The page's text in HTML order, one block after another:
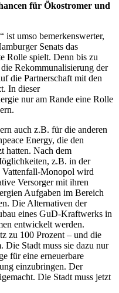
für Ökostromer und
ist umso bemerkenswerter,
Senats das
Rolle spielt. Denn bis zu
Rekommunalisierung der
die Partnerschaft mit den
In dieser
nur am Rande eine Rolle
auch z.B. für die anderen
Energy, die den
hatten. Nach dem
z.B. in der
Vattenfall-Monopol wird
Versorger mit ihren
Aufgaben im Bereich
Die Alternativen der
eines GuD-Kraftwerks in
entwickelt werden.
zu 100 Prozent – und die
Die Stadt muss sie dazu nur
für eine erneuerbare
einzubringen. Der
Die Stadt muss jetzt